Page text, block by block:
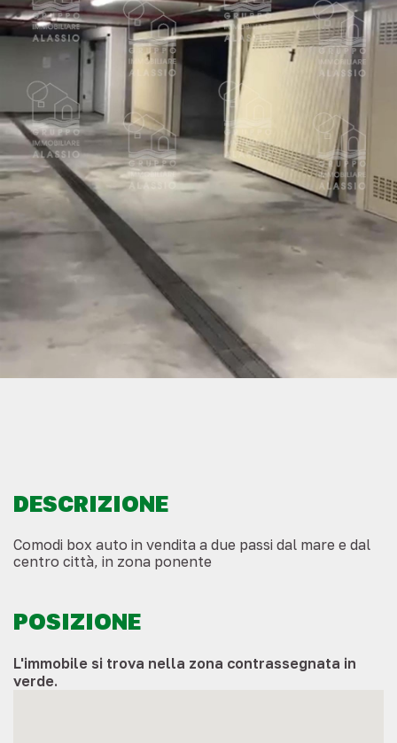
DESCRIZIONE
Comodi box auto in vendita a due passi dal mare e dal
centro città, in zona ponente
POSIZIONE
L'immobile si trova nella zona contrassegnata in
verde.